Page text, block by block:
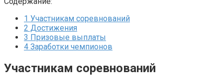
1 Участникам соревнований
2 Достижения
3 Призовые выплаты
4 Заработки чемпионов
Участникам соревнований